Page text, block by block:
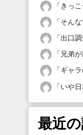
「 きっ
「そん
「出口調
「 兄弟
「ギャ
「いや
最近